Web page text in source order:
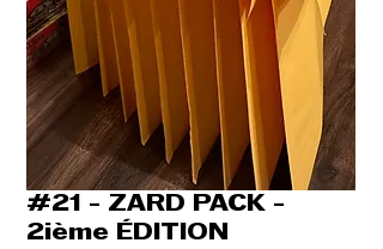
#21 - ZARD PACK -
2ième ÉDITION